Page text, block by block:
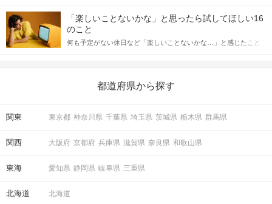
合にどのような行動に繋げるべきかをご紹介していきます。
しかし、中には「どう誘ったらいいの？」とお困りの男性もいら
っしゃるのではないでしょうか。 そこで今回は、男性から女性へ
送るLINEでのデートの誘い方のコツをご紹介します。例文も混じ
えながら解説するので、ぜひ参考にしてください。
「楽しいことないかな」と思ったら試してほしい16
のこと
何も予定がない休日など「楽しいことないかな…」と感じたこと
の楽しいことアイデアを集めました♪ いままさに楽しいことを探し
都道府県から探す
関東 東京都 神奈川県 千葉県 埼玉県 茨城県 栃木県 群馬県
関西 大阪府 京都府 兵庫県 滋賀県 奈良県 和歌山県
東海 愛知県 静岡県 岐阜県 三重県
北海道 北海道